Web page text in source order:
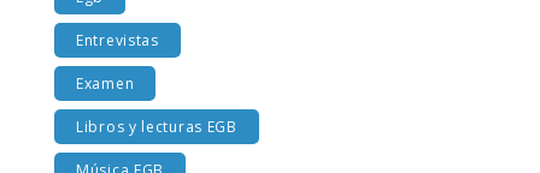
Egb
Entrevistas
Examen
Libros y lecturas EGB